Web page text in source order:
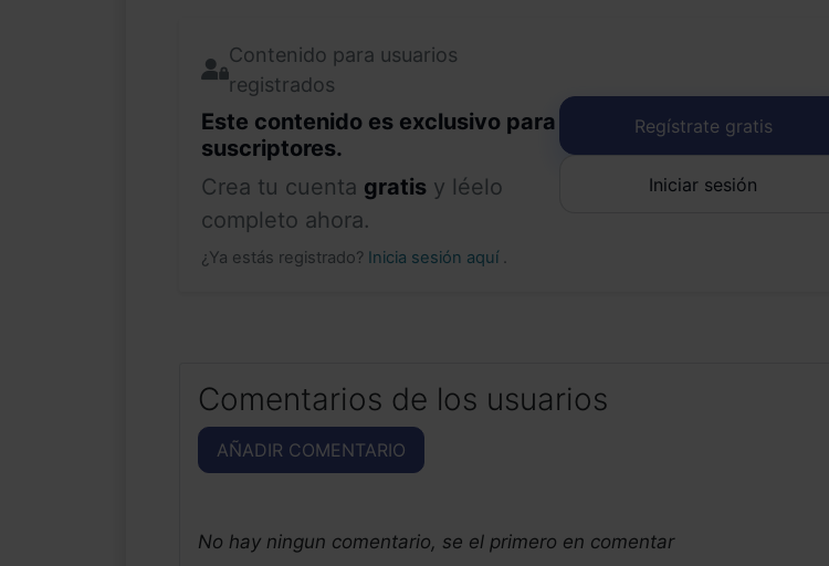
Contenido para usuarios
registrados
Este contenido es exclusivo para
suscriptores.
Crea tu cuenta gratis y léelo
completo ahora.
¿Ya estás registrado? Inicia sesión aquí .
Regístrate gratis
Iniciar sesión
Comentarios de los usuarios
AÑADIR COMENTARIO
No hay ningun comentario, se el primero en comentar